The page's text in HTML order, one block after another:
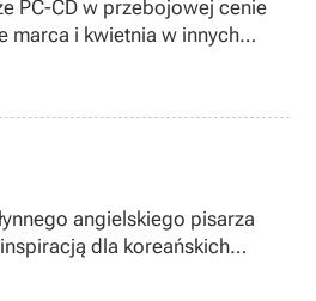
angielskiego pisarza
dla koreańskich